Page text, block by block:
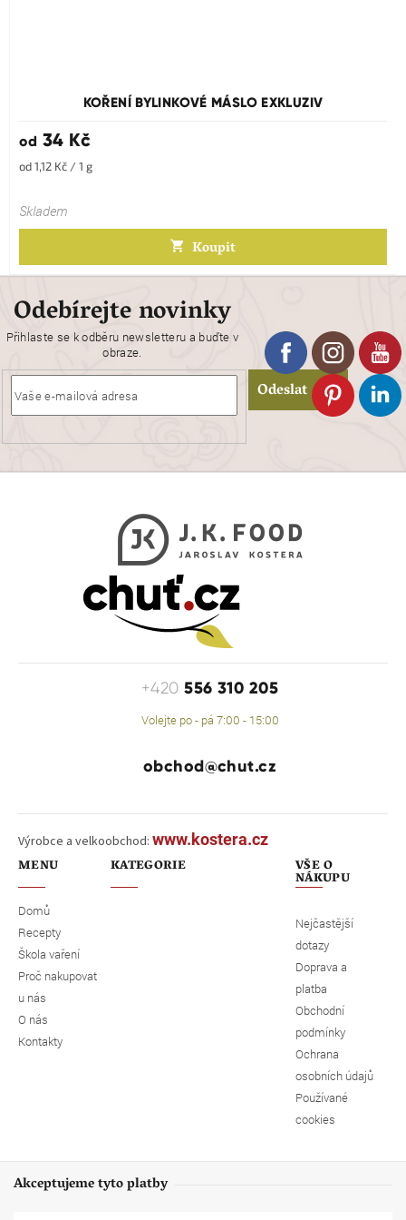
KOŘENÍ BYLINKOVÉ MÁSLO EXKLUZIV
od 34 Kč
Měrná
od 1,12 Kč / 1 g
Skladem
Koupit
Odebírejte novinky
Přihlaste se k odběru newsletteru a buďte v
obraze.
Odeslat
+420556 310 205
Volejte po - pá 7:00 - 15:00
obchod@chut.cz
Výrobce a velkoobchod: www.kostera.cz
MENU
Domů
Recepty
Škola vaření
Proč nakupovat
u nás
O nás
Kontakty
KATEGORIE VŠE O
NÁKUPU
Nejčastější
dotazy
Doprava a
platba
Obchodní
podmínky
Ochrana
osobních údajů
Používané
cookies
Akceptujeme tyto platby